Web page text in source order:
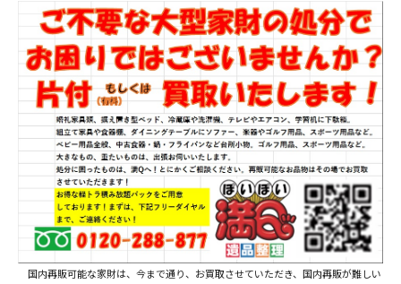
国内再販可能な家財は、今まで通り、お買取させていただき、国内再販が難しい